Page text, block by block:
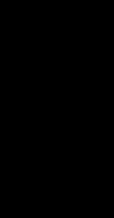
Programm vermerkt.
Beginn der ersten Vorstellung